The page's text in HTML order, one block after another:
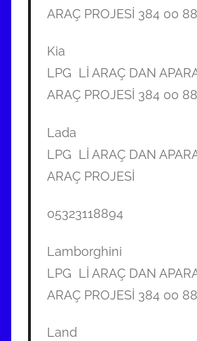
ARAÇ PROJESİ 384 00 88
Kia
LPG Lİ ARAÇ DAN
ARAÇ PROJESİ 384 00 88
Lada
LPG Lİ ARAÇ DAN
ARAÇ PROJESİ
05323118894
Lamborghini
LPG Lİ ARAÇ DAN
ARAÇ PROJESİ 384 00 88
Land